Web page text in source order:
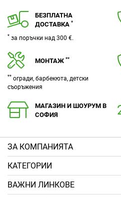
БЕЗПЛАТНА
ДОСТАВКА *
* за поръчки над 300 €.
МОНТАЖ **
** огради, барбекюта, детски
съоръжения
МАГАЗИН И ШОУРУМ В
СОФИЯ
ЗA КОМПАНИЯТА
КАТЕГОРИИ
ВАЖНИ ЛИНКОВЕ